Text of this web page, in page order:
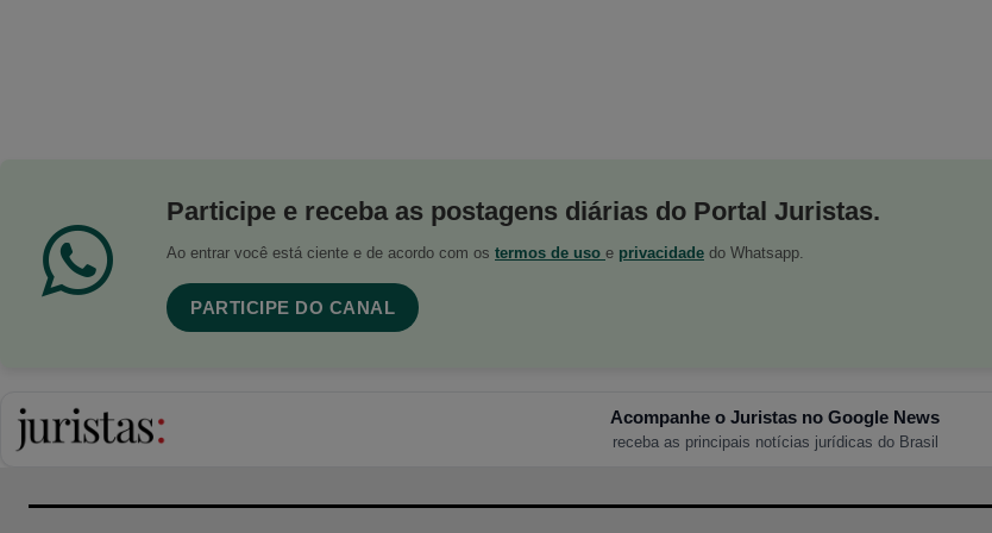
Participe e receba as postagens diárias do Portal Juristas.
Ao entrar você está ciente e de acordo com os termos de uso e privacidade do Whatsapp.
PARTICIPE DO CANAL
Acompanhe o Juristas no Google News
receba as principais notícias jurídicas do Brasil